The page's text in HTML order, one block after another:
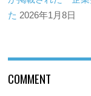
た 2026年1月8日
COMMENT